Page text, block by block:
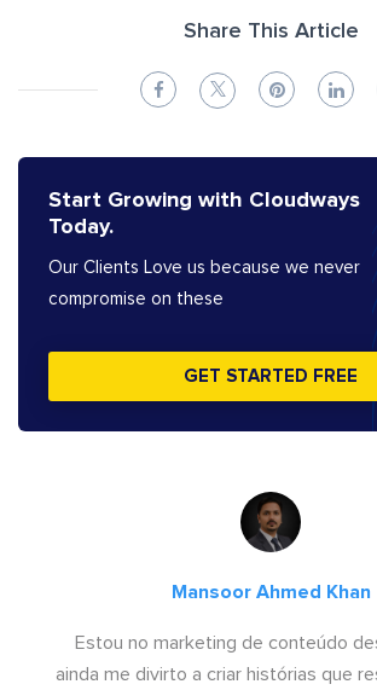
Share This Article
Start Growing with Cloudways
Today.
Our Clients Love us because we never
compromise on these
GET STARTED FREE
Mansoor Ahmed Khan
Estou no marketing de conteúdo
ainda me divirto a criar histórias que